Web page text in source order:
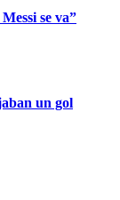
se va”
un gol